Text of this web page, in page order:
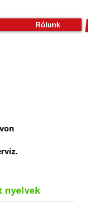
Rólunk
nyelvek